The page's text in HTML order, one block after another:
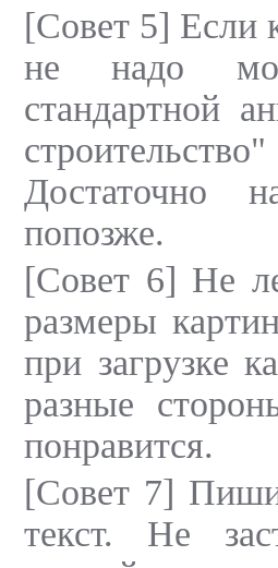
[Совет 5] Если
не надо
стандартной
Достаточно
попозже.
[Совет 6] Не
размеры
при загрузке
разные
понравится.
[Совет 7]
текст. Не